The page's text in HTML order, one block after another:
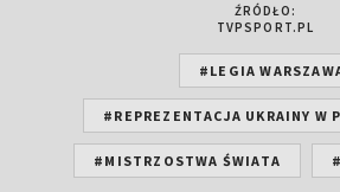
ŹRÓDŁO:
TVPSPORT.PL
#LEGIA
#REPREZENTACJA UKRAINY W
#MISTRZOSTWA ŚWIATA